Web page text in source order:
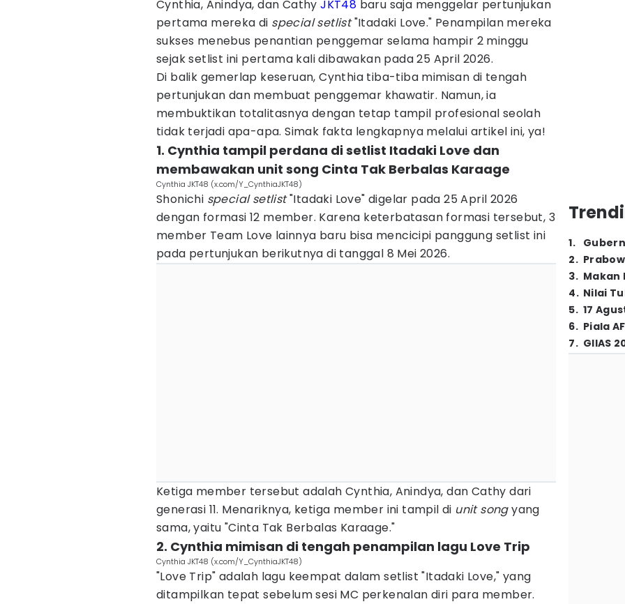
Cynthia, Anindya, dan CathyJKT48 baru saja menggelar pertunjukan
pertama mereka di special setlist"Itadaki Love." Penampilan mereka
sukses menebus penantian penggemar selama hampir 2 minggu
sejak setlist ini pertama kali dibawakan pada 25 April 2026.
Di balik gemerlap keseruan, Cynthia tiba-tiba mimisan di tengah
pertunjukan dan membuat penggemar khawatir. Namun, ia
membuktikan totalitasnya dengan tetap tampil profesional seolah
tidak terjadi apa-apa. Simak fakta lengkapnya melalui artikel ini, ya!
1. Cynthia tampil perdana di setlist Itadaki Love dan
membawakan unit song Cinta Tak Berbalas Karaage
Cynthia JKT48 (x.com/Y_CynthiaJKT48)
Shonichi special setlist"Itadaki Love" digelar pada 25 April 2026
dengan formasi 12 member. Karena keterbatasan formasi tersebut, 3
member Team Love lainnya baru bisa mencicipi panggung setlist ini
pada pertunjukan berikutnya di tanggal 8 Mei 2026.
Ketiga member tersebut adalah Cynthia, Anindya, dan Cathy dari
generasi 11. Menariknya, ketiga member ini tampil di unit songyang
sama, yaitu "Cinta Tak Berbalas Karaage."
2. Cynthia mimisan di tengah penampilan lagu Love Trip
Cynthia JKT48 (x.com/Y_CynthiaJKT48)
"Love Trip" adalah lagu keempat dalam setlist "Itadaki Love," yang
ditampilkan tepat sebelum sesi MC perkenalan diri para member.
1.
2.
3. Makan
4. Nilai
5. 17
6. Piala
7. GIIAS